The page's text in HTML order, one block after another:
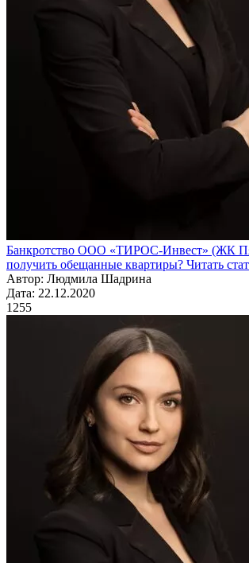
Банкротство ООО «ТИРОС-Инвест» (ЖК
получить обещанные квартиры? Читать
Автор: Людмила Шадрина
Дата: 22.12.2020
1255